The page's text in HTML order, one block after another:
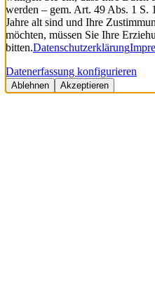
werden – gem. Art. 49 Abs. 1 S.
Jahre alt sind und Ihre
möchten, müssen Sie Ihre
bitten.Datenschutzerklärung
Datenerfassung konfigurieren
Ablehnen Akzeptieren